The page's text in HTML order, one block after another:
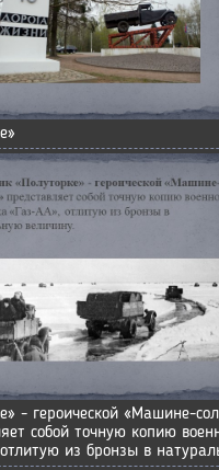
- героической «Машине-
собой точную копию
из бронзы в